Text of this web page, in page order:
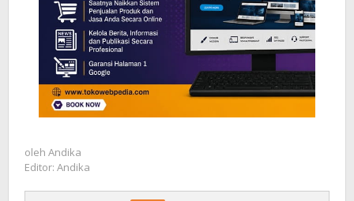
oleh Andika
Editor: Andika